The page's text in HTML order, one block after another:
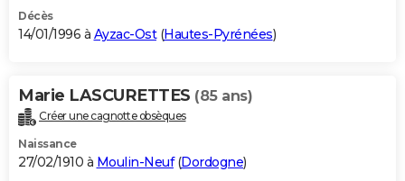
Décès
14/01/1996 à Ayzac-Ost(Hautes-Pyrénées)
Marie LASCURETTES (85 ans)
Créer une cagnotte obsèques
Naissance
27/02/1910 à Moulin-Neuf(Dordogne)